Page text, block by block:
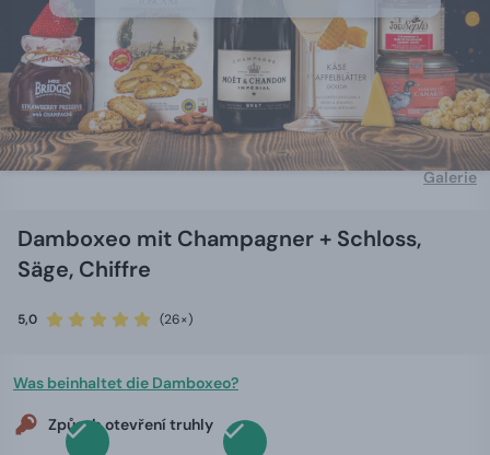
Galerie
Damboxeo mit Champagner + Schloss,
Säge, Chiffre
5,0 (26×)
Was beinhaltet die Damboxeo?
Způsob otevření truhly